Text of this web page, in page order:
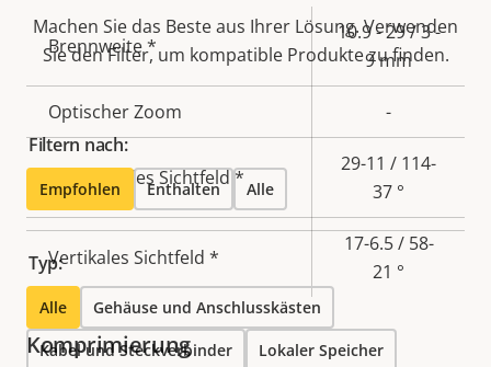
Eigentumsbeschreibung Eigentumswert
Brennweite *
10.9 - 29 / 3 -
9 mm
Optischer Zoom -
Horizontales Sichtfeld *
29-11 / 114-
37 °
Vertikales Sichtfeld *
17-6.5 / 58-
21 °
Komprimierung
Machen Sie das Beste aus Ihrer Lösung. Verwenden
Sie den Filter, um kompatible Produkte zu finden.
Filtern nach:
Empfohlen Enthalten Alle
Typ:
Alle Gehäuse und Anschlusskästen
Kabel und Steckverbinder Lokaler Speicher